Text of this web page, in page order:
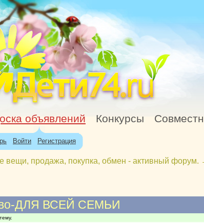
объявлений Конкурсы
Войти Регистрация
вещи, продажа, покупка, обмен - активный форум.
ДЛЯ ВСЕЙ СЕМЬИ